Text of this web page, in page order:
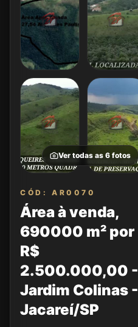
Ver todas as 6 fotos
CÓD: AR0070
Área à venda,
690000 m² por
R$
2.500.000,00 -
Jardim Colinas -
Jacareí/SP